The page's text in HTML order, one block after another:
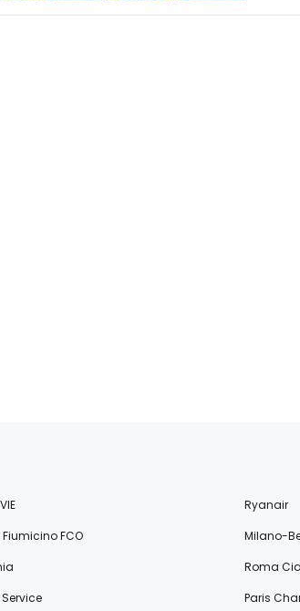
Ryanair
FCO
Milano-
Roma
Paris